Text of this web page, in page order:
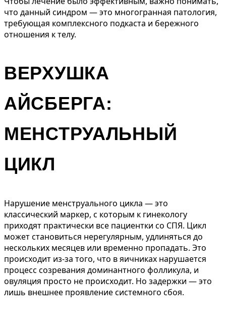
что данный синдром — это многогранная патология,
требующая комплексного подкаста и бережного
отношения к телу.
ВЕРХУШКА
АЙСБЕРГА:
МЕНСТРУАЛЬНЫЙ
ЦИКЛ
Нарушение менструального цикла — это
классический маркер, с которым к гинекологу
приходят практически все пациентки со СПЯ. Цикл
может становиться нерегулярным, удлиняться до
нескольких месяцев или временно пропадать. Это
происходит из-за того, что в яичниках нарушается
процесс созревания доминантного фолликула, и
овуляция просто не происходит. Но задержки — это
лишь внешнее проявление системного сбоя.